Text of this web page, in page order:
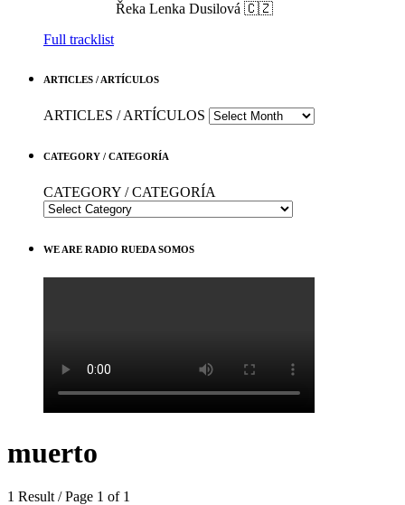
Řeka Lenka Dusilová 🇨🇿
Full tracklist
ARTICLES / ARTÍCULOS
ARTICLES / ARTÍCULOS
CATEGORY / CATEGORÍA
CATEGORY / CATEGORÍA
WE ARE RADIO RUEDA SOMOS
muerto
1 Result / Page 1 of 1